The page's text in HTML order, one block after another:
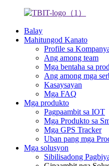
Balay
Mahitungod Kanato
Profile sa
Ang among team
Mga bentaha sa
Ang among mga
Kasaysayan
Mga FAQ
Mga produkto
Pagpaambit sa IOT
Mga Produkto sa
Mga GPS Tracker
Uban pang mga
Mga solusyon
Sibilisadong